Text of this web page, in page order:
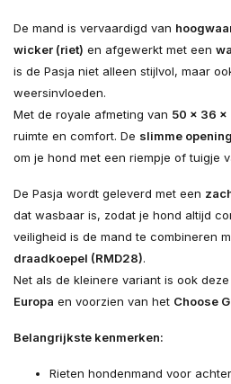
De mand is vervaardigd van
wicker (riet) en afgewerkt met een
is de Pasja niet alleen stijlvol, maar
weersinvloeden.
Met de royale afmeting van 50 × 36 ×
ruimte en comfort. De slimme
om je hond met een riempje of tuigje
De Pasja wordt geleverd met een
dat wasbaar is, zodat je hond altijd
veiligheid is de mand te combineren
draadkoepel (RMD28).
Net als de kleinere variant is ook
Europa en voorzien van het Choose
Belangrijkste kenmerken:
Rieten hondenmand voor